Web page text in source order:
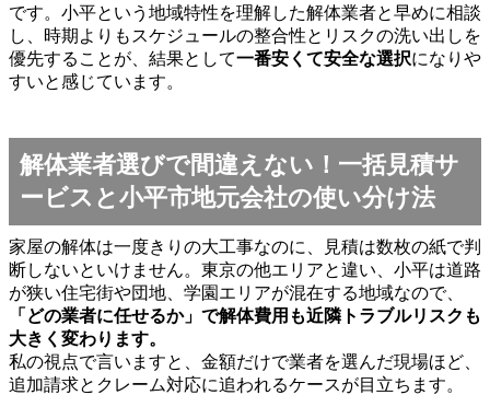
です。小平という地域特性を理解した解体業者と早めに相談
し、時期よりもスケジュールの整合性とリスクの洗い出しを
優先することが、結果として一番安くて安全な選択になりや
すいと感じています。
解体業者選びで間違えない！一括見積サ
ービスと小平市地元会社の使い分け法
家屋の解体は一度きりの大工事なのに、見積は数枚の紙で判
断しないといけません。東京の他エリアと違い、小平は道路
が狭い住宅街や団地、学園エリアが混在する地域なので、
「どの業者に任せるか」で解体費用も近隣トラブルリスクも
大きく変わります。
私の視点で言いますと、金額だけで業者を選んだ現場ほど、
追加請求とクレーム対応に追われるケースが目立ちます。